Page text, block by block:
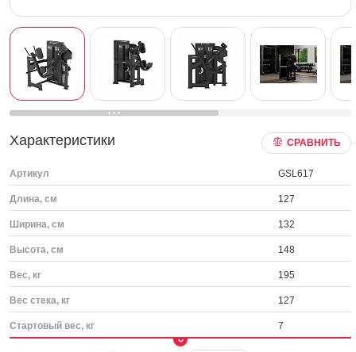
Характеристики СРАВНИТЬ
Артикул GSL617
Длина, см 127
Ширина, см 132
Высота, см 148
Вес, кг 195
Вес стека, кг 127
Стартовый вес, кг 7